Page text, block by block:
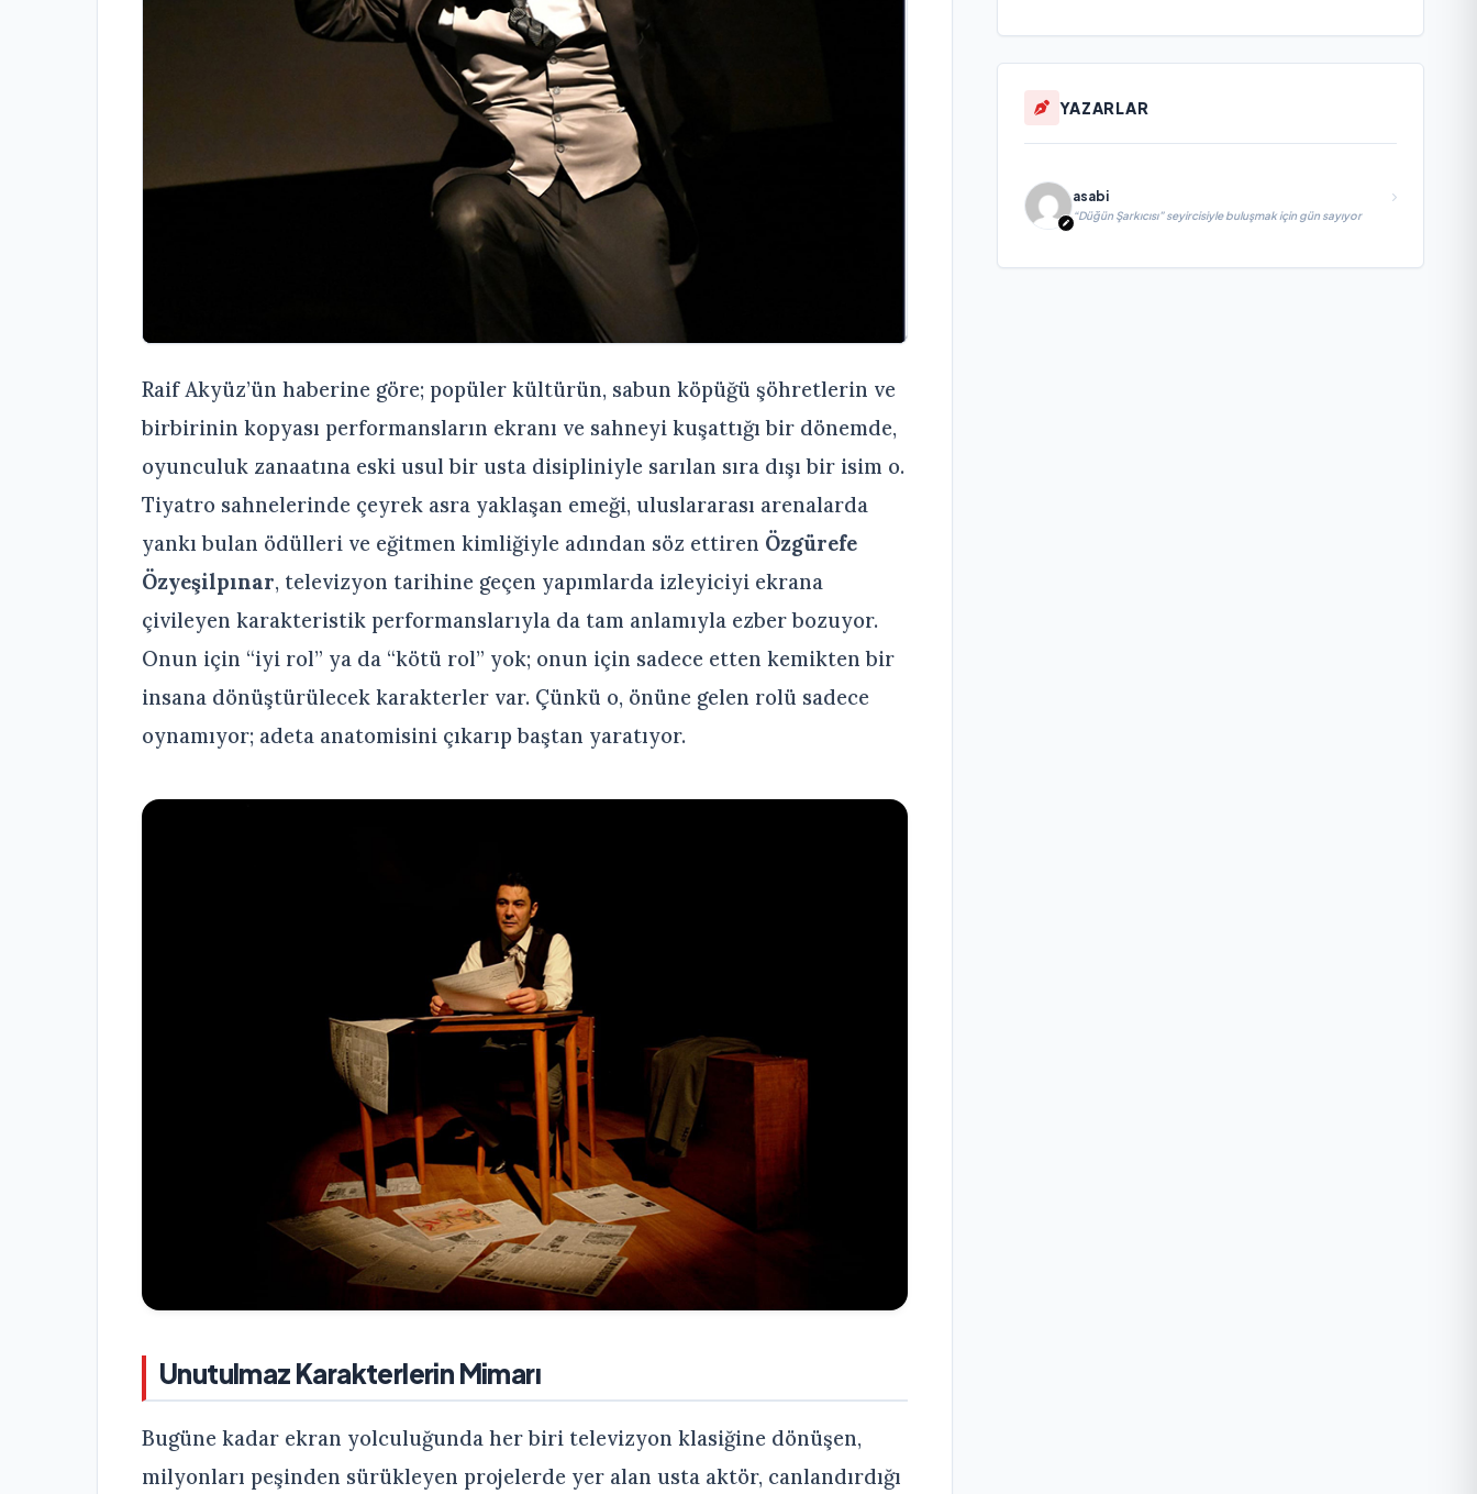
Raif Akyüz’ün haberine göre; popüler kültürün, sabun köpüğü şöhretlerin ve
birbirinin kopyası performansların ekranı ve sahneyi kuşattığı bir dönemde,
oyunculuk zanaatına eski usul bir usta disipliniyle sarılan sıra dışı bir isim o.
Tiyatro sahnelerinde çeyrek asra yaklaşan emeği, uluslararası arenalarda
yankı bulan ödülleri ve eğitmen kimliğiyle adından söz ettiren Özgürefe
Özyeşilpınar, televizyon tarihine geçen yapımlarda izleyiciyi ekrana
çivileyen karakteristik performanslarıyla da tam anlamıyla ezber bozuyor.
Onun için “iyi rol” ya da “kötü rol” yok; onun için sadece etten kemikten bir
insana dönüştürülecek karakterler var. Çünkü o, önüne gelen rolü sadece
oynamıyor; adeta anatomisini çıkarıp baştan yaratıyor.
Unutulmaz Karakterlerin Mimarı
Bugüne kadar ekran yolculuğunda her biri televizyon klasiğine dönüşen,
milyonları peşinden sürükleyen projelerde yer alan usta aktör, canlandırdığı
YAZARLAR
asabi
“Düğün Şarkıcısı” seyircisiyle buluşmak için gün sayıyor